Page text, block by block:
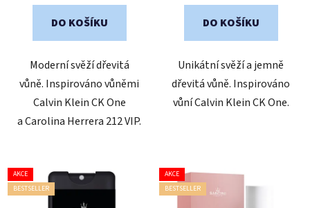
DO KOŠÍKU
Moderní svěží dřevitá
vůně. Inspirováno vůněmi
Calvin Klein CK One
a Carolina Herrera 212 VIP.
5
DO KOŠÍKU
Unikátní svěží a jemně
dřevitá vůně. Inspirováno
vůní Calvin Klein CK One.
AKCE
BESTSELLER
AKCE
BESTSELLER